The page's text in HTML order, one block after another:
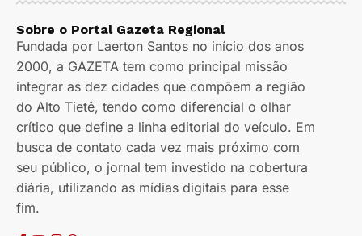
Sobre o Portal Gazeta Regional
Fundada por Laerton Santos no início dos anos
2000, a GAZETA tem como principal missão
integrar as dez cidades que compõem a região
do Alto Tietê, tendo como diferencial o olhar
crítico que define a linha editorial do veículo. Em
busca de contato cada vez mais próximo com
seu público, o jornal tem investido na cobertura
diária, utilizando as mídias digitais para esse
fim.